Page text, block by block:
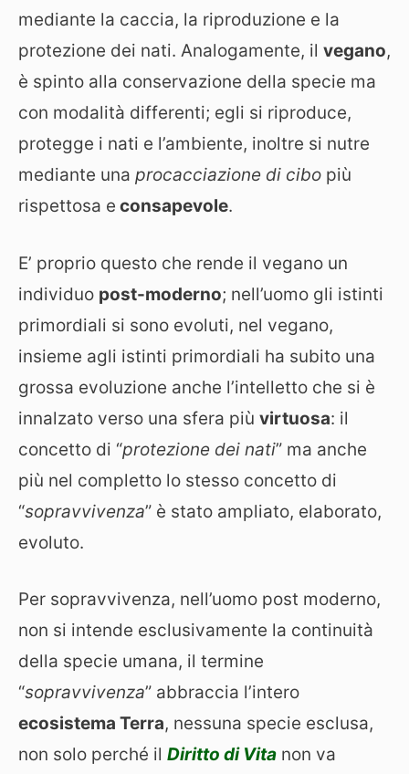
mediante la caccia, la riproduzione e la
protezione dei nati. Analogamente, il vegano,
è spinto alla conservazione della specie ma
con modalità differenti; egli si riproduce,
protegge i nati e l’ambiente, inoltre si nutre
mediante una procacciazione di cibo più
rispettosa e consapevole.
E’ proprio questo che rende il vegano un
individuo post-moderno; nell’uomo gli istinti
primordiali si sono evoluti, nel vegano,
insieme agli istinti primordiali ha subito una
grossa evoluzione anche l’intelletto che si è
innalzato verso una sfera più virtuosa: il
concetto di “protezione dei nati” ma anche
più nel completto lo stesso concetto di
“sopravvivenza” è stato ampliato, elaborato,
evoluto.
Per sopravvivenza, nell’uomo post moderno,
non si intende esclusivamente la continuità
della specie umana, il termine
“sopravvivenza” abbraccia l’intero
ecosistema Terra, nessuna specie esclusa,
non solo perché il Diritto di Vita non va